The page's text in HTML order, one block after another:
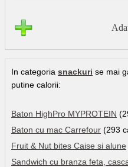
In categoria snackuri se mai
putine calorii:
Baton HighPro MYPROTEIN
Baton cu mac Carrefour (293
Fruit & Nut bites Caise si alune
Sandwich cu branza feta,